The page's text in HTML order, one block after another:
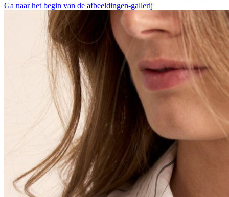
Ga naar het begin van de afbeeldingen-gallerij